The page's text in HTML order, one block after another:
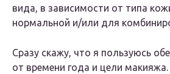
вида, в зависимости от типа
нормальной и/или для
Сразу скажу, что я пользуюсь
от времени года и цели макияжа.